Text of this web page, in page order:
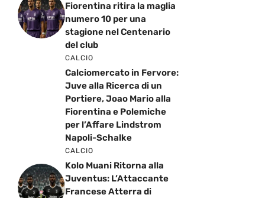
Fiorentina ritira la maglia
numero 10 per una
stagione nel Centenario
del club
CALCIO
Calciomercato in Fervore:
Juve alla Ricerca di un
Portiere, Joao Mario alla
Fiorentina e Polemiche
per l’Affare Lindstrom
Napoli-Schalke
CALCIO
Kolo Muani Ritorna alla
Juventus: L’Attaccante
Francese Atterra di